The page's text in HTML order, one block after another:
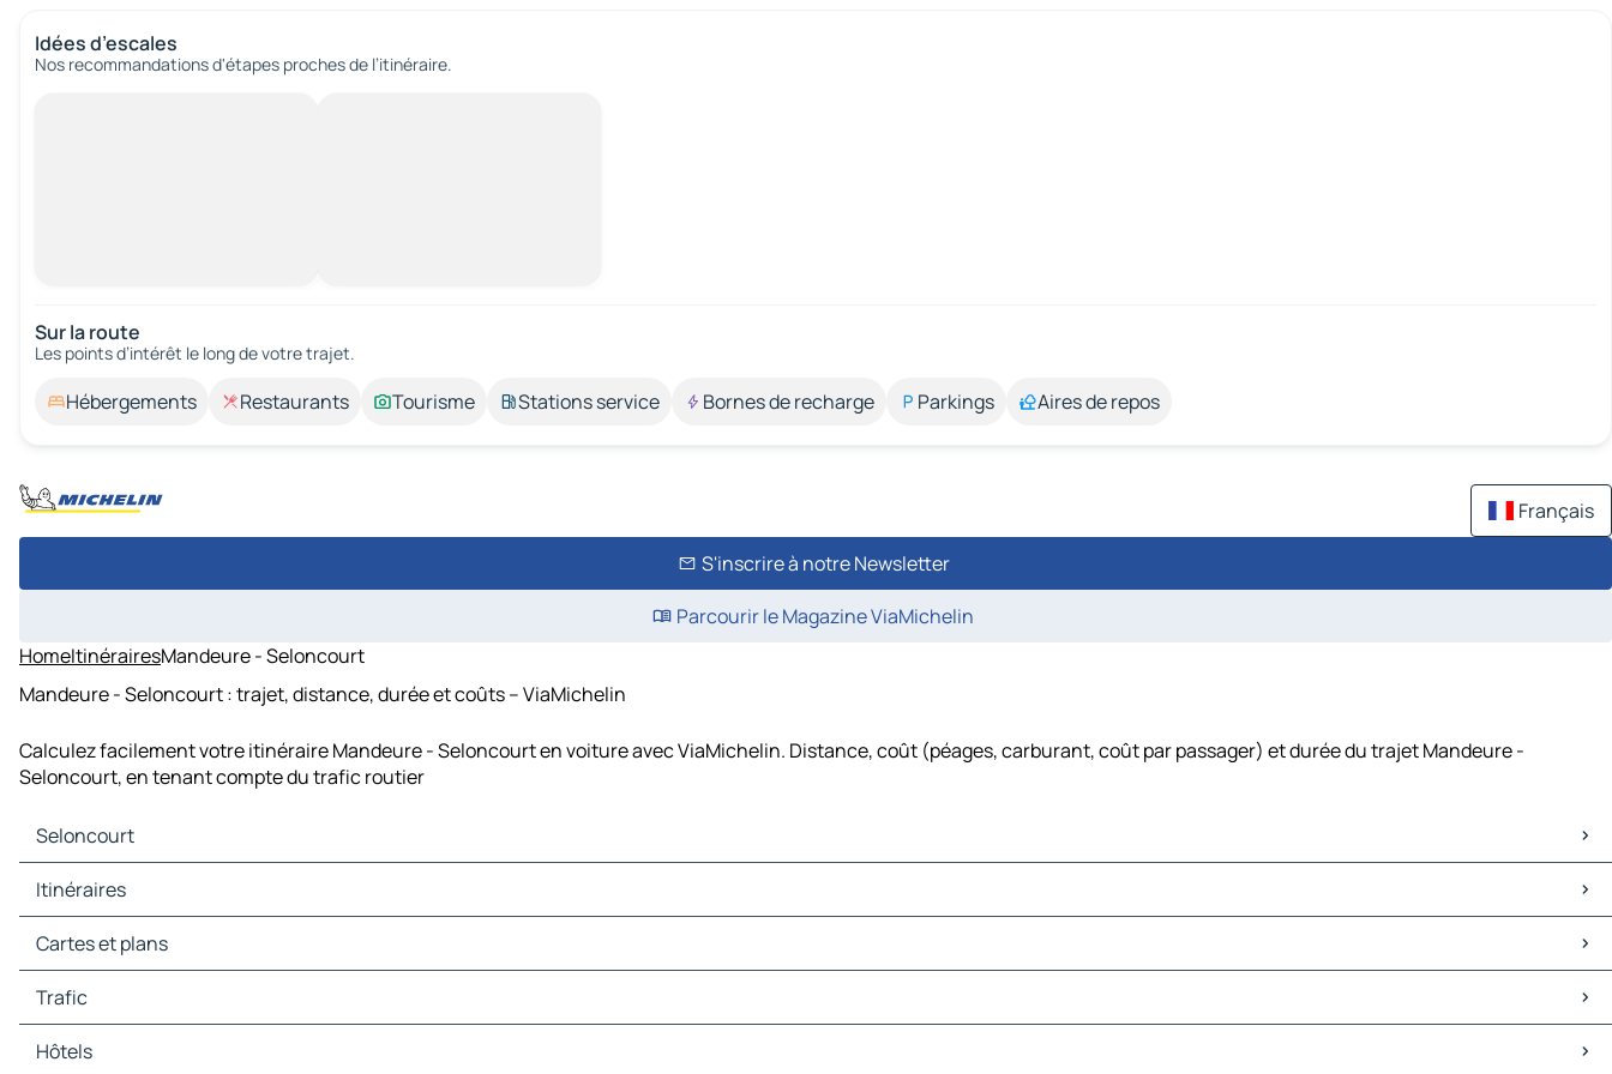
Idées d’escales
Nos recommandations d'étapes proches de l’itinéraire.
Sur la route
Les points d’intérêt le long de votre trajet.
Hébergements Restaurants Tourisme Stations service Bornes de recharge Parkings Aires de repos
Français
S'inscrire à notre Newsletter
Parcourir le Magazine ViaMichelin
HomeItinérairesMandeure - Seloncourt
Mandeure - Seloncourt : trajet, distance, durée et coûts – ViaMichelin
Calculez facilement votre itinéraire Mandeure - Seloncourt en voiture avec ViaMichelin. Distance, coût (péages, carburant, coût par passager) et durée du trajet Mandeure -
Seloncourt, en tenant compte du trafic routier
Seloncourt
Seloncourt Cartes et plans
Seloncourt Trafic
Seloncourt Hôtels
Seloncourt Restaurants
Seloncourt Stations-service
Itinéraires
Itinéraires Seloncourt - Belfort
Itinéraires Seloncourt - Porrentruy
Itinéraires Seloncourt - Audincourt
Itinéraires Seloncourt - Sochaux
Itinéraires Seloncourt - Montbéliard
Itinéraires Seloncourt - Valentigney
Cartes et plans
Cartes et plans Belfort
Cartes et plans Porrentruy
Cartes et plans Audincourt
Cartes et plans Sochaux
Trafic
Trafic Belfort
Trafic Porrentruy
Hôtels